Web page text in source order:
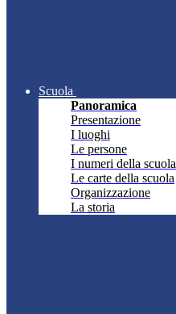
Scuola
Panoramica
Presentazione
I luoghi
Le persone
I numeri della scuola
Le carte della scuola
Organizzazione
La storia